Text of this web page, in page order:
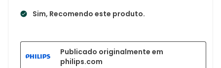
Sim, Recomendo este produto.
Publicado originalmente em
philips.com